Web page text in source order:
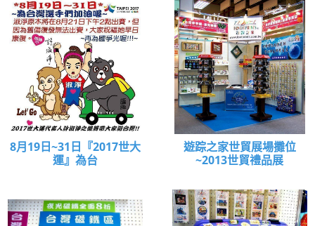
8月19日~31日『2017世大
運』為台
遊踪之家世貿展場攤位
~2013世貿禮品展